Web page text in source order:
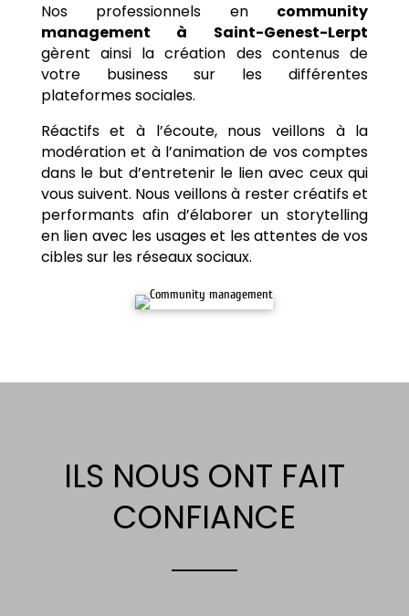
Nos professionnels en community
management à
Saint-Genest-Lerpt
gèrent ainsi la création des contenus de
votre business sur les différentes
plateformes sociales.
Réactifs et à l’écoute, nous veillons à la
modération et à l’animation de vos comptes
dans le but d’entretenir le lien avec ceux qui
vous suivent. Nous veillons à rester créatifs et
performants afin d’élaborer un storytelling
en lien avec les usages et les attentes de vos
cibles sur les réseaux sociaux.
ILS NOUS ONT FAIT
CONFIANCE